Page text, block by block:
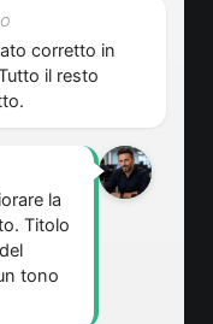
corretto in
il resto
la
Titolo
tono